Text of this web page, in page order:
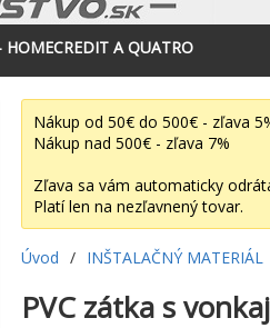
A QUATRO
Nákup od 50€ do 500€ - zľava
Nákup nad 500€ - zľava 7%
Zľava sa vám automaticky
Platí len na nezľavnený tovar.
Úvod / INŠTALAČNÝ MATERIÁL
PVC zátka s